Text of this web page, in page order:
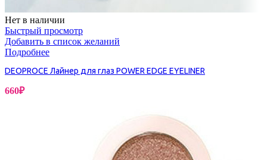
Нет в наличии
Быстрый просмотр
Добавить в список желаний
Подробнее
DEOPROCE Лайнер для глаз POWER EDGE EYELINER
660₽